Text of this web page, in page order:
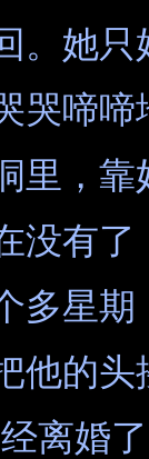
。她只
哭啼啼
里，靠
没有
多星期
他的头
离婚